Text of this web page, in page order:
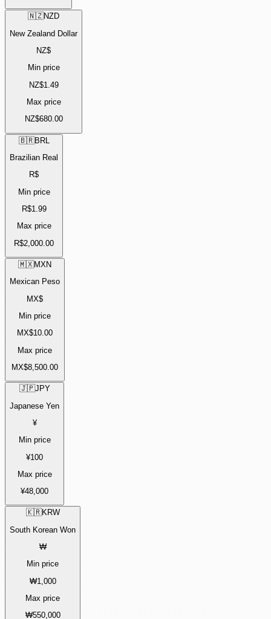
🇳🇿NZD
New Zealand Dollar
NZ$
Min price
NZ$1.49
Max price
NZ$680.00
🇧🇷BRL
Brazilian Real
R$
Min price
R$1.99
Max price
R$2,000.00
🇲🇽MXN
Mexican Peso
MX$
Min price
MX$10.00
Max price
MX$8,500.00
🇯🇵JPY
Japanese Yen
¥
Min price
¥100
Max price
¥48,000
🇰🇷KRW
South Korean Won
₩
Min price
₩1,000
Max price
₩550,000